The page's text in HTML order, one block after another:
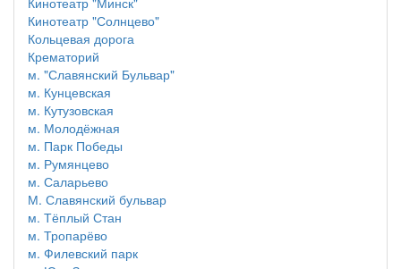
Кинотеатр "Солнцево"
Кольцевая дорога
Крематорий
м. "Славянский Бульвар"
м. Кунцевская
м. Кутузовская
м. Молодёжная
м. Парк Победы
м. Румянцево
м. Саларьево
М. Славянский бульвар
м. Тёплый Стан
м. Тропарёво
м. Филевский парк